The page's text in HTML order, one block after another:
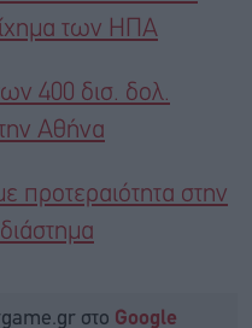
των ΗΠΑ
400 δισ. δολ.
Αθήνα
προτεραιότητα στην
στο Google